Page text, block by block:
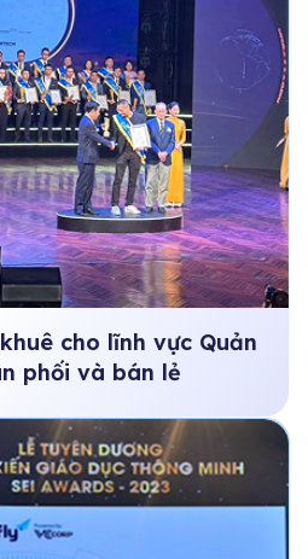
cho lĩnh vực Quản
phối và bán lẻ